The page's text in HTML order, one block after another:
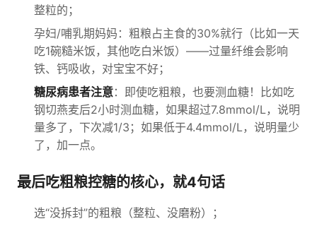
整粒的；
孕妇/哺乳期妈妈：粗粮占主食的30%就行（比如一天
吃1碗糙米饭，其他吃白米饭）——过量纤维会影响
铁、钙吸收，对宝宝不好；
糖尿病患者注意：即使吃粗粮，也要测血糖！比如吃
钢切燕麦后2小时测血糖，如果超过7.8mmol/L，说明
量多了，下次减1/3；如果低于4.4mmol/L，说明量少
了，加一点。
最后吃粗粮控糖的核心，就4句话
选“没拆封”的粗粮（整粒、没磨粉）；